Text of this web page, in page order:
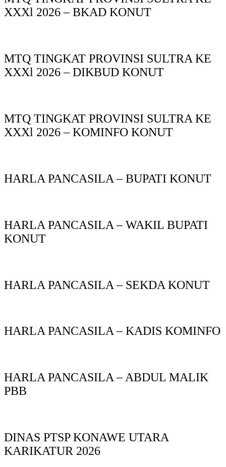
XXXl 2026 – BKAD KONUT
MTQ TINGKAT PROVINSI SULTRA KE
XXXl 2026 – DIKBUD KONUT
MTQ TINGKAT PROVINSI SULTRA KE
XXXl 2026 – KOMINFO KONUT
HARLA PANCASILA – BUPATI KONUT
HARLA PANCASILA – WAKIL BUPATI
KONUT
HARLA PANCASILA – SEKDA KONUT
HARLA PANCASILA – KADIS KOMINFO
HARLA PANCASILA – ABDUL MALIK
PBB
DINAS PTSP KONAWE UTARA
KARIKATUR 2026